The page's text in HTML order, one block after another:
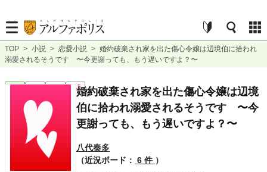
TOP > 小説 > 恋愛小説 > 婚約破棄され家を出た傷心令嬢は辺境伯に拾われ
溺愛されるそうです 〜今更謝っても、もう遅いですよ？〜
恋愛 完結 長編 R15婚約破棄され家を出た傷心令嬢は辺境
伯に拾われ溺愛されるそうです 〜今
更謝っても、もう遅いですよ？〜
八代奏多
（近況ボード： 6 件 ）